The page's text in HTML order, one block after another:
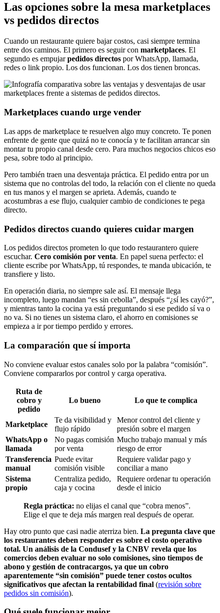
Las opciones sobre la mesa marketplaces
vs pedidos directos
Cuando un restaurante quiere bajar costos, casi siempre termina
entre dos caminos. El primero es seguir con marketplaces. El
segundo es empujarpedidos directos por WhatsApp, llamada,
redes o link propio. Los dos funcionan. Los dos tienen broncas.
Marketplaces cuando urge vender
Las apps de marketplace te resuelven algo muy concreto. Te ponen
enfrente de gente que quizá no te conocía y te facilitan arrancar sin
montar tu propio canal desde cero. Para muchos negocios chicos eso
pesa, sobre todo al principio.
Pero también traen una desventaja práctica. El pedido entra por un
sistema que no controlas del todo, la relación con el cliente no queda
en tus manos y el margen se aprieta. Además, cuando te
acostumbras a ese flujo, cualquier cambio de condiciones te pega
directo.
Pedidos directos cuando quieres cuidar margen
Los pedidos directos prometen lo que todo restaurantero quiere
escuchar. Cero comisión por venta. En papel suena perfecto: el
cliente escribe por WhatsApp, tú respondes, te manda ubicación, te
transfiere y listo.
En operación diaria, no siempre sale así. El mensaje llega
incompleto, luego mandan “es sin cebolla”, después “¿sí les cayó?”,
y mientras tanto la cocina ya está preguntando si ese pedido sí va o
no va. Si no tienes un sistema claro, el ahorro en comisiones se
empieza a ir por tiempo perdido y errores.
La comparación que sí importa
No conviene evaluar estos canales solo por la palabra “comisión”.
Conviene compararlos por control y carga operativa.
Ruta de
cobro y
pedido
Lo bueno Lo que te complica
Marketplace
Te da visibilidad y
flujo rápido
Menor control del cliente y
presión sobre el margen
WhatsApp o
llamada
No pagas comisión
por venta
Mucho trabajo manual y más
riesgo de error
Transferencia
manual
Puede evitar
comisión visible
Requiere validar pago y
conciliar a mano
Sistema
propio
Centraliza pedido,
caja y cocina
Requiere ordenar tu operación
desde el inicio
Regla práctica: no elijas el canal que “cobra menos”.
Elige el que te deja más margen real después de operar.
Hay otro punto que casi nadie aterriza bien. La pregunta clave que
los restaurantes deben responder es sobre el costo operativo
total. Un análisis de la Condusef y la CNBV revela que los
comercios deben evaluar no solo comisiones, sino tiempos de
abono y gestión de contracargos, ya que un cobro
aparentemente “sin comisión” puede tener costos ocultos
significativos que afectan la rentabilidad final (revisión sobre
pedidos sin comisión).